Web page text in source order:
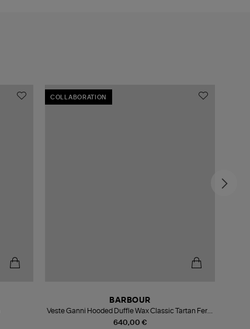
COLLABORATION
640,00 €
BARBOUR
Veste Ganni Hooded Duffle Wax Classic Tartan Fern,
Collaboration Barbour X Ganni